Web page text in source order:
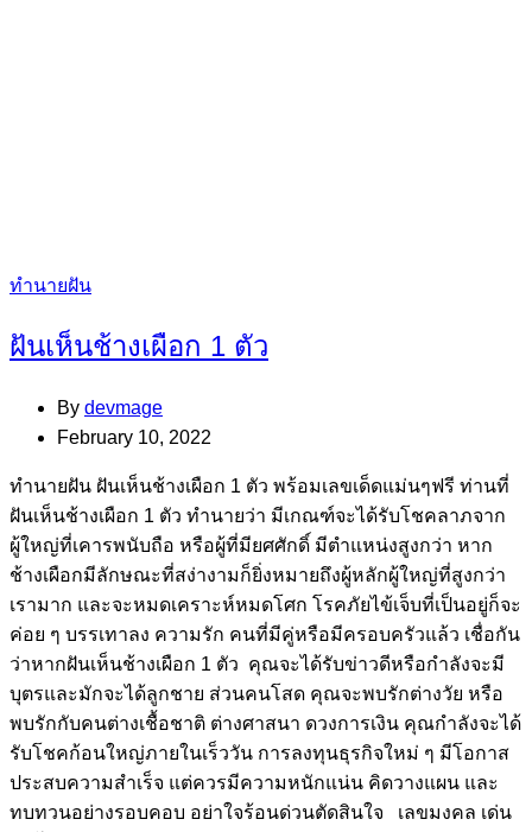
Categories
ทำนายฝัน
ฝันเห็นช้างเผือก 1 ตัว
By devmage
February 10, 2022
ทํานายฝัน ฝันเห็นช้างเผือก 1 ตัว พร้อมเลขเด็ดแม่นๆฟรี ท่านที่
ฝันเห็นช้างเผือก 1 ตัว ทำนายว่า มีเกณฑ์จะได้รับโชคลาภจาก
ผู้ใหญ่ที่เคารพนับถือ หรือผู้ที่มียศศักดิ์ มีตำแหน่งสูงกว่า หาก
ช้างเผือกมีลักษณะที่สง่างามก็ยิ่งหมายถึงผู้หลักผู้ใหญ่ที่สูงกว่า
เรามาก และจะหมดเคราะห์หมดโศก โรคภัยไข้เจ็บที่เป็นอยู่ก็จะ
ค่อย ๆ บรรเทาลง ความรัก คนที่มีคู่หรือมีครอบครัวแล้ว เชื่อกัน
ว่าหากฝันเห็นช้างเผือก 1 ตัว คุณจะได้รับข่าวดีหรือกำลังจะมี
บุตรและมักจะได้ลูกชาย ส่วนคนโสด คุณจะพบรักต่างวัย หรือ
พบรักกับคนต่างเชื้อชาติ ต่างศาสนา ดวงการเงิน คุณกำลังจะได้
รับโชคก้อนใหญ่ภายในเร็ววัน การลงทุนธุรกิจใหม่ ๆ มีโอกาส
ประสบความสำเร็จ แต่ควรมีความหนักแน่น คิดวางแผน และ
ทบทวนอย่างรอบคอบ อย่าใจร้อนด่วนตัดสินใจ เลขมงคล เด่น